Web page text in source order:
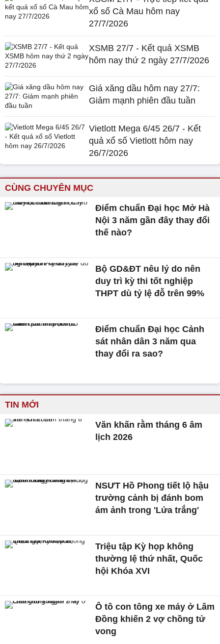
xổ số Cà Mau hôm nay
27/7/2026
XSMB 27/7 - Kết quả XSMB
hôm nay thứ 2 ngày 27/7/2026
Giá xăng dầu hôm nay 27/7:
Giảm mạnh phiên đầu tuần
Vietlott Mega 6/45 26/7 - Kết
quả xổ số Vietlott hôm nay
26/7/2026
CÙNG CHUYÊN MỤC
Điểm chuẩn Đại học Mở Hà
Nội 3 năm gần đây thay đổi
thế nào?
Bộ GD&ĐT nêu lý do nên
duy trì kỳ thi tốt nghiệp
THPT dù tỷ lệ đỗ trên 99%
Điểm chuẩn Đại học Cảnh
sát nhân dân 3 năm qua
thay đổi ra sao?
TIN MỚI
Văn khấn rằm tháng 6 âm
lịch 2026
NSƯT Hồ Phong tiết lộ hậu
trường cảnh bị đánh bom
ám ảnh trong 'Lửa trắng'
Triệu tập Kỳ họp không
thường lệ thứ nhất, Quốc
hội Khóa XVI
Ô tô con tông xe máy ở Lâm
Đồng khiến 2 vợ chồng tử
vong